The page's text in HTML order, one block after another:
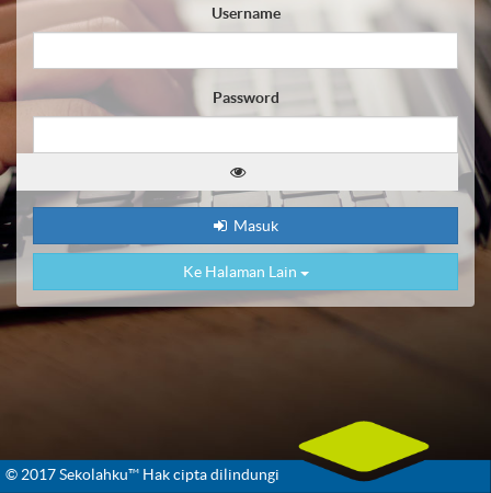
Username
Password
Masuk
Ke Halaman Lain
© 2017 Sekolahku™ Hak cipta dilindungi